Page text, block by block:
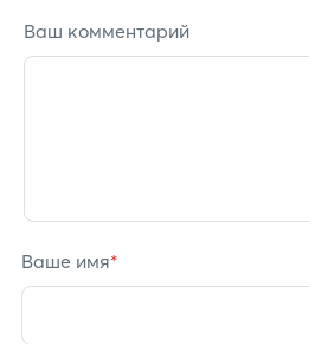
Ваш комментарий
Ваше имя*